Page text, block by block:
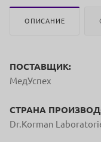
ОПИСАНИЕ
ПОСТАВЩИК:
МедУспех
СТРАНА
Dr.Korman